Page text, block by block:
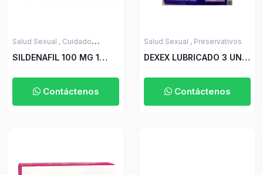
Salud Sexual , Cuidado
Personal y Belleza
SILDENAFIL 100 MG 1
Contáctenos
Salud Sexual , Preservativos
DEXEX LUBRICADO 3 UND
Contáctenos